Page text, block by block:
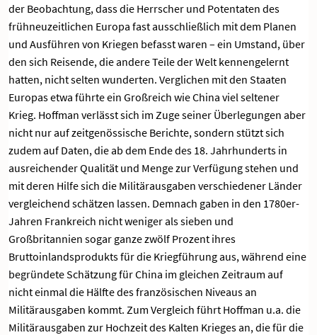
der Beobachtung, dass die Herrscher und Potentaten des
frühneuzeitlichen Europa fast ausschließlich mit dem Planen
und Ausführen von Kriegen befasst waren – ein Umstand, über
den sich Reisende, die andere Teile der Welt kennengelernt
hatten, nicht selten wunderten. Verglichen mit den Staaten
Europas etwa führte ein Großreich wie China viel seltener
Krieg. Hoffman verlässt sich im Zuge seiner Überlegungen aber
nicht nur auf zeitgenössische Berichte, sondern stützt sich
zudem auf Daten, die ab dem Ende des 18. Jahrhunderts in
ausreichender Qualität und Menge zur Verfügung stehen und
mit deren Hilfe sich die Militärausgaben verschiedener Länder
vergleichend schätzen lassen. Demnach gaben in den 1780er-
Jahren Frankreich nicht weniger als sieben und
Großbritannien sogar ganze zwölf Prozent ihres
Bruttoinlandsprodukts für die Kriegführung aus, während eine
begründete Schätzung für China im gleichen Zeitraum auf
nicht einmal die Hälfte des französischen Niveaus an
Militärausgaben kommt. Zum Vergleich führt Hoffman u.a. die
Militärausgaben zur Hochzeit des Kalten Krieges an, die für die